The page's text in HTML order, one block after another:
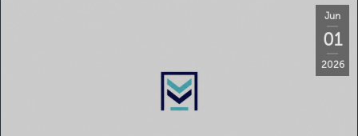
Jun
01
2026